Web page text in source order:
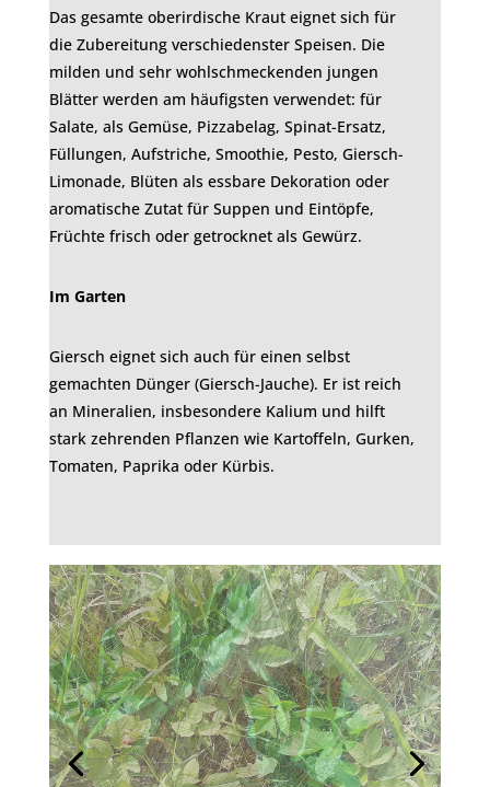
Das gesamte oberirdische Kraut eignet sich für
die Zubereitung verschiedenster Speisen. Die
milden und sehr wohlschmeckenden jungen
Blätter werden am häufigsten verwendet: für
Salate, als Gemüse, Pizzabelag, Spinat-Ersatz,
Füllungen, Aufstriche, Smoothie, Pesto, Giersch-
Limonade, Blüten als essbare Dekoration oder
aromatische Zutat für Suppen und Eintöpfe,
Früchte frisch oder getrocknet als Gewürz.
Im Garten
Giersch eignet sich auch für einen selbst
gemachten Dünger (Giersch-Jauche). Er ist reich
an Mineralien, insbesondere Kalium und hilft
stark zehrenden Pflanzen wie Kartoffeln, Gurken,
Tomaten, Paprika oder Kürbis.